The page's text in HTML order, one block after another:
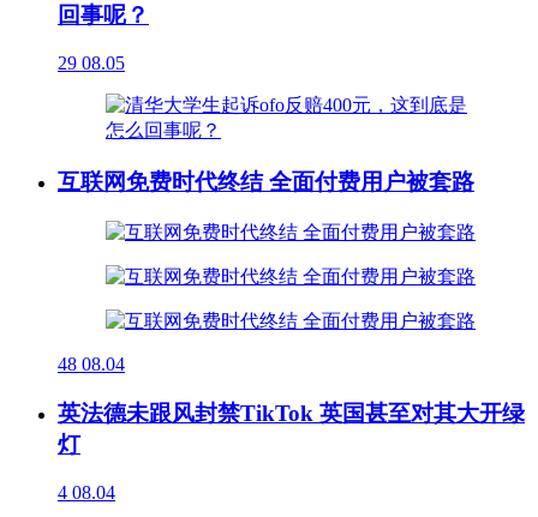
回事呢？
29 08.05
互联网免费时代终结 全面付费用户被套路
48 08.04
英法德未跟风封禁TikTok 英国甚至对其大开绿
灯
4 08.04